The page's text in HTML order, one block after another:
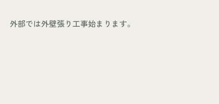
外部では外壁張り工事始まります。